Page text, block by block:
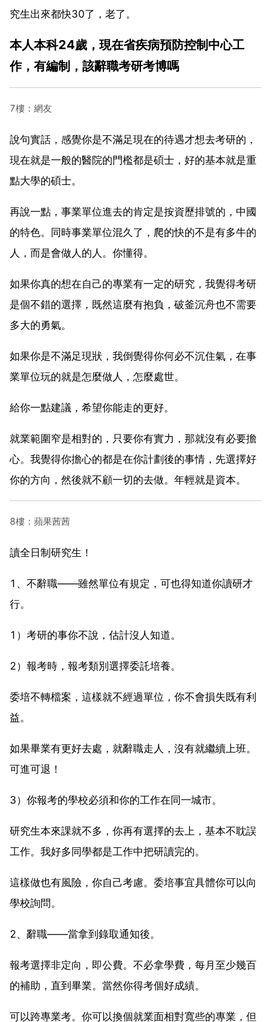
究生出來都快30了，老了。
本人本科24歲，現在省疾病預防控制中心工
作，有編制，該辭職考研考博嗎
7樓：網友
說句實話，感覺你是不滿足現在的待遇才想去考研的，
現在就是一般的醫院的門檻都是碩士，好的基本就是重
點大學的碩士。
再說一點，事業單位進去的肯定是按資歷排號的，中國
的特色。同時事業單位混久了，爬的快的不是有多牛的
人，而是會做人的人。你懂得。
如果你真的想在自己的專業有一定的研究，我覺得考研
是個不錯的選擇，既然這麼有抱負，破釜沉舟也不需要
多大的勇氣。
如果你是不滿足現狀，我倒覺得你何必不沉住氣，在事
業單位玩的就是怎麼做人，怎麼處世。
給你一點建議，希望你能走的更好。
就業範圍窄是相對的，只要你有實力，那就沒有必要擔
心。我覺得你擔心的都是在你計劃後的事情，先選擇好
你的方向，然後就不顧一切的去做。年輕就是資本。
8樓：蘋果茜茜
讀全日制研究生！
1、不辭職——雖然單位有規定，可也得知道你讀研才
行。
1）考研的事你不說，估計沒人知道。
2）報考時，報考類別選擇委託培養。
委培不轉檔案，這樣就不經過單位，你不會損失既有利
益。
如果畢業有更好去處，就辭職走人，沒有就繼續上班。
可進可退！
3）你報考的學校必須和你的工作在同一城市。
研究生本來課就不多，你再有選擇的去上，基本不耽誤
工作。我好多同學都是工作中把研讀完的。
這樣做也有風險，你自己考慮。委培事宜具體你可以向
學校詢問。
2、辭職——當拿到錄取通知後。
報考選擇非定向，即公費。不必拿學費，每月至少幾百
的補助，直到畢業。當然你得考個好成績。
可以跨專業考。你可以換個就業面相對寬些的專業，但